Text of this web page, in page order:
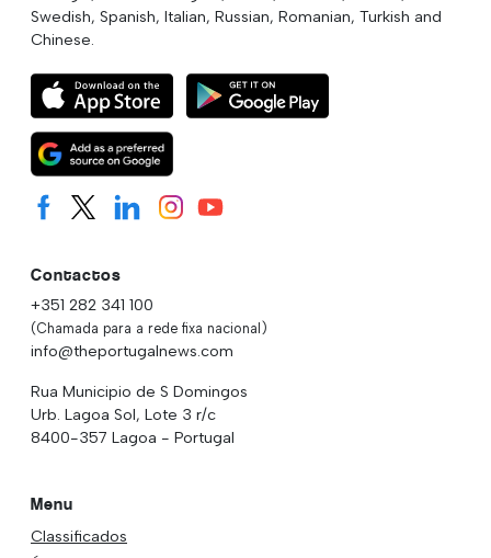
Swedish, Spanish, Italian, Russian, Romanian, Turkish and
Chinese.
Contactos
+351 282 341 100
(Chamada para a rede fixa nacional)
info@theportugalnews.com
Rua Municipio de S Domingos
Urb. Lagoa Sol, Lote 3 r/c
8400-357 Lagoa - Portugal
Menu
Classificados